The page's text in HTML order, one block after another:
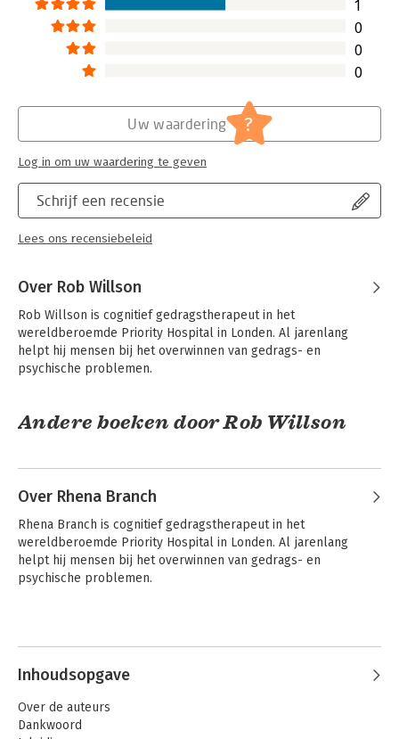
1
0
0
0
Schrijf een recensie
Lees ons recensiebeleid
Uw waardering ?
Log in om uw waardering te geven
Over Rob Willson
Rob Willson is cognitief gedragstherapeut in het
wereldberoemde Priority Hospital in Londen. Al jarenlang
helpt hij mensen bij het overwinnen van gedrags- en
psychische problemen.
Andere boeken door Rob Willson
Cognitive
Therapy For
Over Rhena Branch
Rhena Branch is cognitief gedragstherapeut in het
wereldberoemde Priority Hospital in Londen. Al jarenlang
helpt hij mensen bij het overwinnen van gedrags- en
psychische problemen.
Inhoudsopgave
Over de auteurs
Dankwoord